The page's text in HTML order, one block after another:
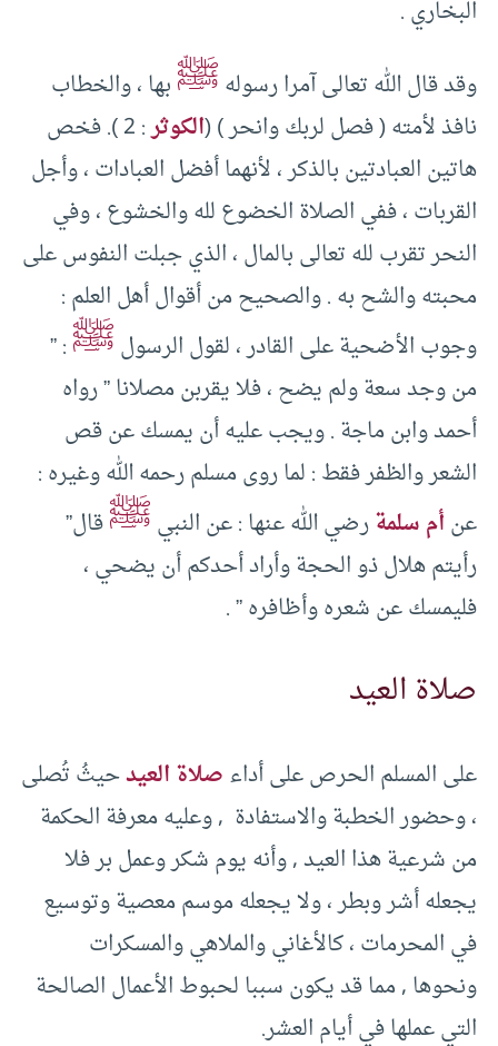
البخاري .
وقد قال الله تعالى آمرا رسولهﷺبها ، والخطاب
نافذ لأمته ( فصل لربك وانحر ) (الكوثر
: 2 ). فخص
هاتين العبادتين بالذكر ، لأنهما أفضل العبادات ، وأجل
القربات ، ففي الصلاة الخضوع لله والخشوع ، وفي
النحر تقرب لله تعالى بالمال ، الذي جبلت النفوس على
محبته والشح به . والصحيح من أقوال أهل العلم :
وجوب الأضحية على القادر ، لقول الرسولﷺ: ”
من وجد سعة ولم يضح ، فلا يقربن مصلانا ” رواه
أحمد وابن ماجة . ويجب عليه أن يمسك عن قص
الشعر والظفر فقط : لما روى مسلم رحمه الله وغيره :
عنأم سلمةرضي الله عنها : عن النبيﷺقال”
رأيتم هلال ذو الحجة وأراد أحدكم أن يضحي ،
فليمسك عن شعره وأظافره ” .
صلاة العيد
على المسلم الحرص على أداءصلاة العيدحيثُ تُصلى
، وحضور الخطبة والاستفادة , وعليه معرفة الحكمة
من شرعية هذا العيد , وأنه يوم شكر وعمل بر فلا
يجعله أشر وبطر ، ولا يجعله موسم معصية وتوسيع
في المحرمات ، كالأغاني والملاهي والمسكرات
ونحوها , مما قد يكون سببا لحبوط الأعمال الصالحة
التي عملها في أيام العشر.